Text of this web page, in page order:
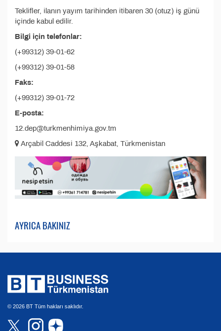
Teklifler, ilanın yayım tarihinden itibaren 30 (otuz) iş günü
içinde kabul edilir.
Bilgi için telefonlar:
(+99312) 39-01-62
(+99312) 39-01-58
Faks:
(+99312) 39-01-72
E-posta:
12.dep@turkmenhimiya.gov.tm
Arçabil Caddesi 132, Aşkabat, Türkmenistan
AYRICA BAKINIZ
© 2026 BT Tüm hakları saklıdır.